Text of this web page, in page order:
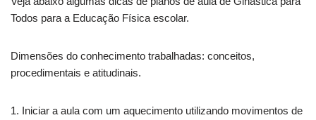
Todos para a Educação Física escolar.
Dimensões do conhecimento trabalhadas: conceitos,
procedimentais e atitudinais.
1. Iniciar a aula com um aquecimento utilizando movimentos de